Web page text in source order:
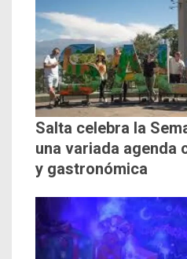
Salta celebra la
una variada agenda
y gastronómica